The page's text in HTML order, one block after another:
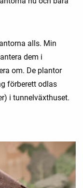
alls. Min
dem i
om. De plantor
förberett odlas
i tunnelväxthuset.